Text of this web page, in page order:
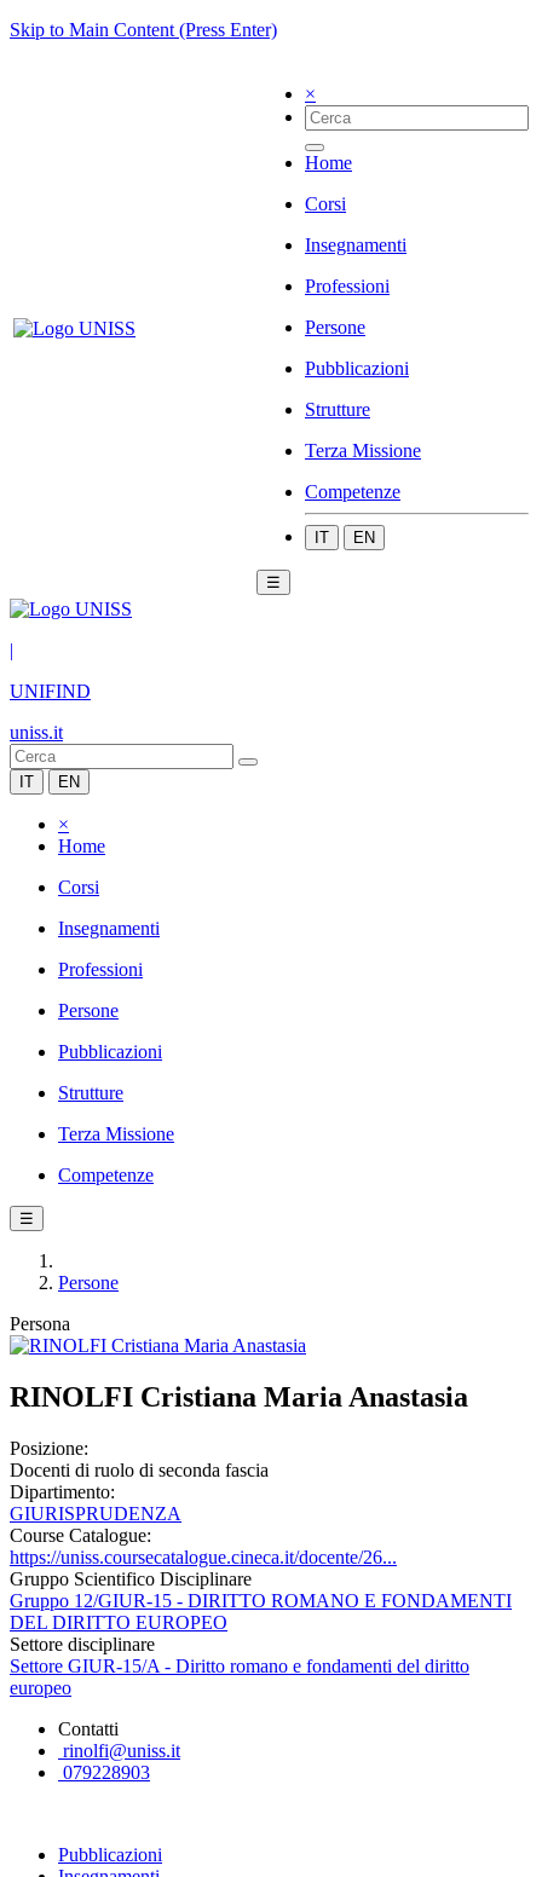
Skip to Main Content (Press Enter)
×
Home
Corsi
Insegnamenti
Professioni
Persone
Pubblicazioni
Strutture
Terza Missione
Competenze
IT EN
☰
|
UNIFIND
uniss.it
IT EN
×
Home
Corsi
Insegnamenti
Professioni
Persone
Pubblicazioni
Strutture
Terza Missione
Competenze
☰
Persone
Persona
RINOLFI Cristiana Maria Anastasia
Posizione:
Docenti di ruolo di seconda fascia
Dipartimento:
GIURISPRUDENZA
Course Catalogue:
https://uniss.coursecatalogue.cineca.it/docente/26...
Gruppo Scientifico Disciplinare
Gruppo 12/GIUR-15 - DIRITTO ROMANO E FONDAMENTI
DEL DIRITTO EUROPEO
Settore disciplinare
Settore GIUR-15/A - Diritto romano e fondamenti del diritto
europeo
Contatti
rinolfi@uniss.it
079228903
Pubblicazioni